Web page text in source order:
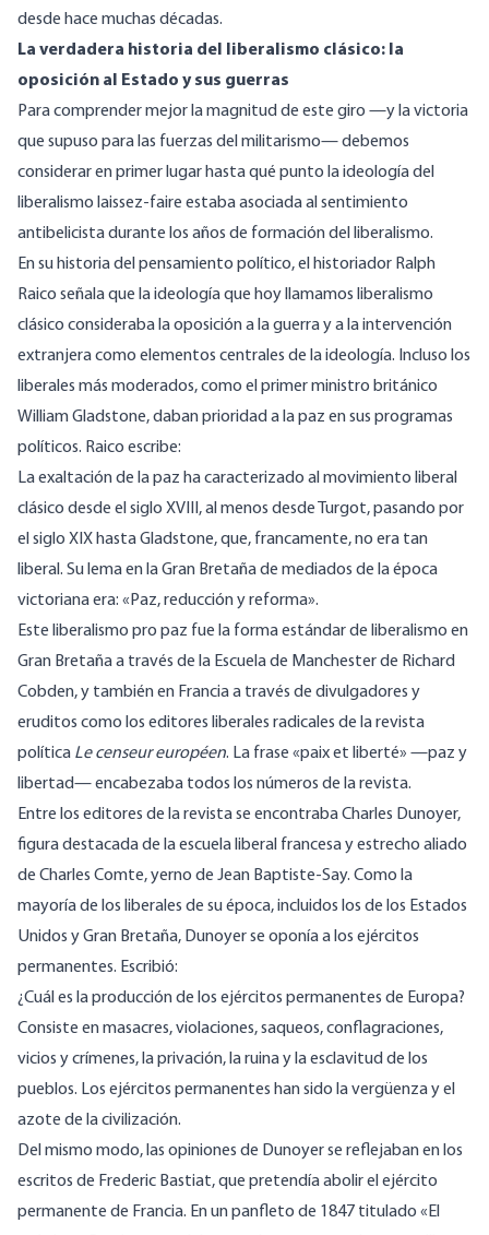
desde hace muchas décadas.
La verdadera historia del liberalismo clásico: la
oposición al Estado y sus guerras
Para comprender mejor la magnitud de este giro —y la victoria
que supuso para las fuerzas del militarismo— debemos
considerar en primer lugar hasta qué punto la ideología del
liberalismo laissez-faire estaba asociada al sentimiento
antibelicista durante los años de formación del liberalismo.
En su historia del pensamiento político, el historiador Ralph
Raico señala que la ideología que hoy llamamos liberalismo
clásico consideraba la oposición a la guerra y a la intervención
extranjera como elementos centrales de la ideología. Incluso los
liberales más moderados, como el primer ministro británico
William Gladstone, daban prioridad a la paz en sus programas
políticos. Raico escribe:
La exaltación de la paz ha caracterizado al movimiento liberal
clásico desde el siglo XVIII, al menos desde Turgot, pasando por
el siglo XIX hasta Gladstone, que, francamente, no era tan
liberal. Su lema en la Gran Bretaña de mediados de la época
victoriana era: «Paz, reducción y reforma».
Este liberalismo pro paz fue la forma estándar de liberalismo en
Gran Bretaña a través de la Escuela de Manchester de Richard
Cobden, y también en Francia a través de divulgadores y
eruditos como los editores liberales radicales de la revista
política Le censeur européen. La frase «paix et liberté» —paz y
libertad— encabezaba todos los números de la revista.
Entre los editores de la revista se encontraba Charles Dunoyer,
figura destacada de la escuela liberal francesa y estrecho aliado
de Charles Comte, yerno de Jean Baptiste-Say. Como la
mayoría de los liberales de su época, incluidos los de los Estados
Unidos y Gran Bretaña, Dunoyer se oponía a los ejércitos
permanentes. Escribió:
¿Cuál es la producción de los ejércitos permanentes de Europa?
Consiste en masacres, violaciones, saqueos, conflagraciones,
vicios y crímenes, la privación, la ruina y la esclavitud de los
pueblos. Los ejércitos permanentes han sido la vergüenza y el
azote de la civilización.
Del mismo modo, las opiniones de Dunoyer se reflejaban en los
escritos de Frederic Bastiat, que pretendía abolir el ejército
permanente de Francia. En un panfleto de 1847 titulado « El